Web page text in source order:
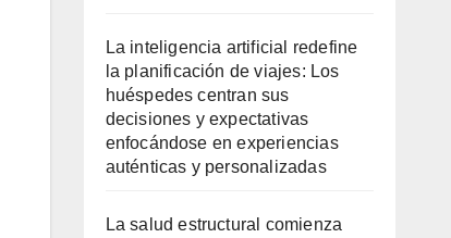
La inteligencia artificial redefine
la planificación de viajes: Los
huéspedes centran sus
decisiones y expectativas
enfocándose en experiencias
auténticas y personalizadas
La salud estructural comienza